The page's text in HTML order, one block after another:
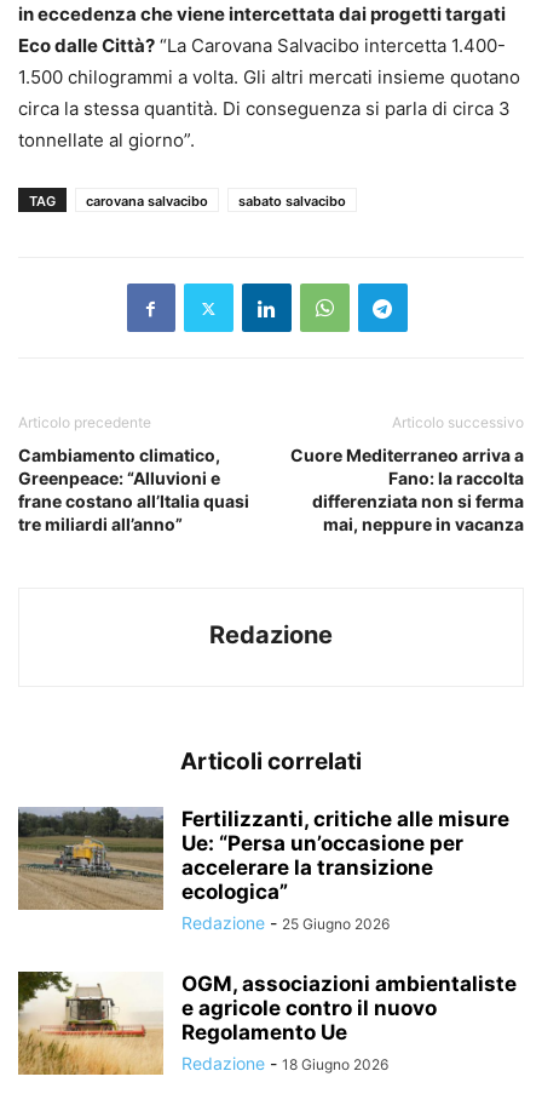
in eccedenza che viene intercettata dai progetti targati
Eco dalle Città? “La Carovana Salvacibo intercetta 1.400-
1.500 chilogrammi a volta. Gli altri mercati insieme quotano
circa la stessa quantità. Di conseguenza si parla di circa 3
tonnellate al giorno”.
TAG carovana salvacibo sabato salvacibo
Articolo precedente
Cambiamento climatico,
Greenpeace: “Alluvioni e
frane costano all’Italia quasi
tre miliardi all’anno”
Articolo successivo
Cuore Mediterraneo arriva a
Fano: la raccolta
differenziata non si ferma
mai, neppure in vacanza
Redazione
Articoli correlati
Fertilizzanti, critiche alle misure
Ue: “Persa un’occasione per
accelerare la transizione
ecologica”
Redazione - 25 Giugno 2026
OGM, associazioni ambientaliste
e agricole contro il nuovo
Regolamento Ue
Redazione - 18 Giugno 2026